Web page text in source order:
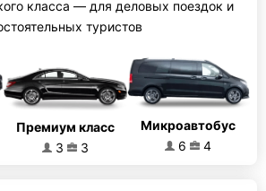
класса — для деловых поездок и
туристов
Премиум класс
3
3
Микроавтобус
6
4